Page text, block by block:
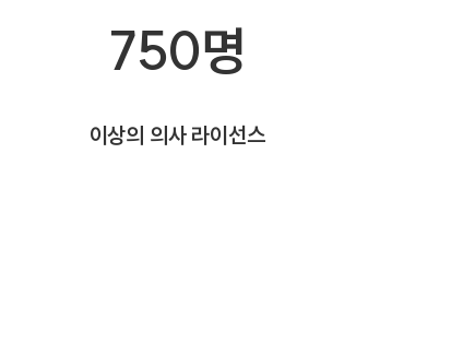
750명
이상의 의사 라이선스